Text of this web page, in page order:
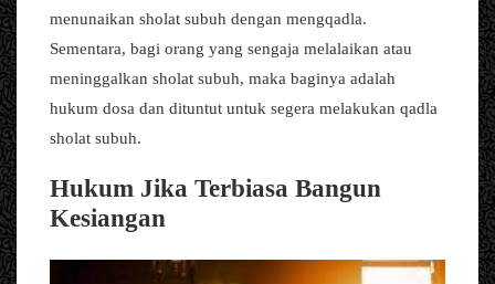
menunaikan sholat subuh dengan mengqadla.
Sementara, bagi orang yang sengaja melalaikan atau
meninggalkan sholat subuh, maka baginya adalah
hukum dosa dan dituntut untuk segera melakukan qadla
sholat subuh.
Hukum Jika Terbiasa Bangun
Kesiangan